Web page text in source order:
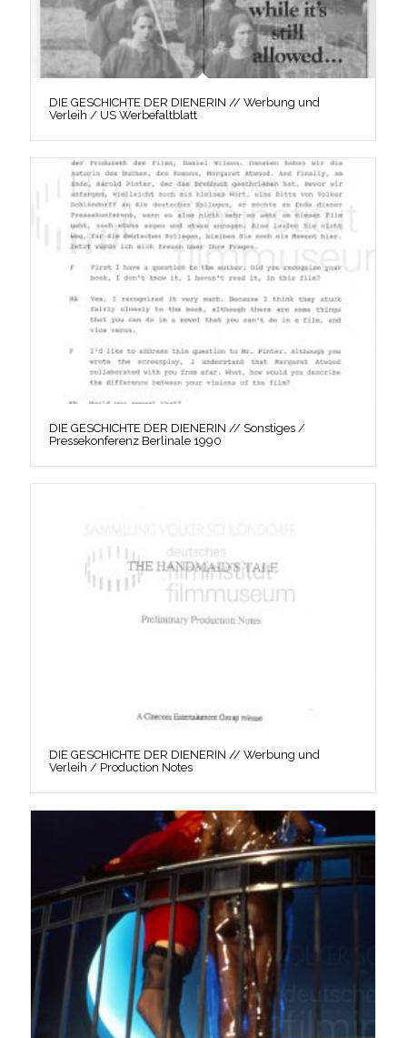
DIE GESCHICHTE DER DIENERIN // Werbung und
Verleih / US Werbefaltblatt
DIE GESCHICHTE DER DIENERIN // Sonstiges /
Pressekonferenz Berlinale 1990
DIE GESCHICHTE DER DIENERIN // Werbung und
Verleih / Production Notes